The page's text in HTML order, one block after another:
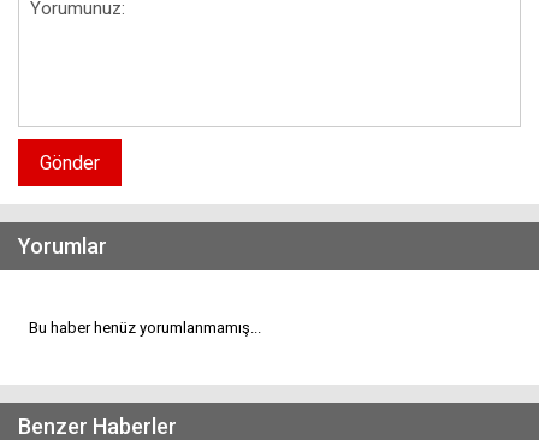
Gönder
Yorumlar
Bu haber henüz yorumlanmamış...
Benzer Haberler